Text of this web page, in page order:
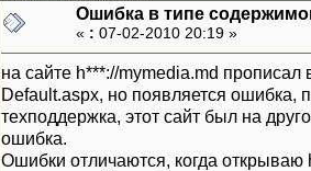
Ошибка в типе
« : 07-02-2010 20:19 »
на сайте h***://mymedia.md
Default.aspx, но появляется ошибка,
техподдержка, этот сайт был на
ошибка.
Ошибки отличаются, когда открываю